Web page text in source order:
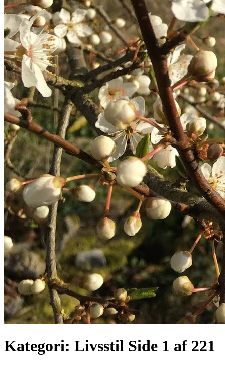
Kategori: Livsstil Side 1 af 221